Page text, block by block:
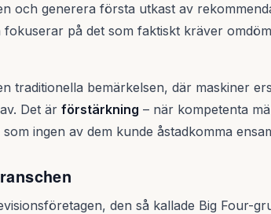
och generera första utkast av
fokuserar på det som faktiskt kräver
traditionella bemärkelsen, där maskiner
Det är förstärkning – när kompetenta
ingen av dem kunde åstadkomma
den så kallade Big Four-